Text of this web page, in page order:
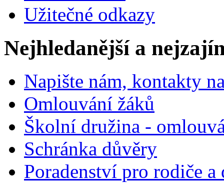
Užitečné odkazy
Nejhledanější a
Napište nám, kontakty
Omlouvání žáků
Školní družina -
Schránka důvěry
Poradenství pro rodiče